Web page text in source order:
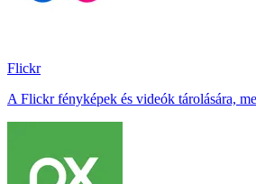
Flickr
A Flickr fényképek és videók tárolására,